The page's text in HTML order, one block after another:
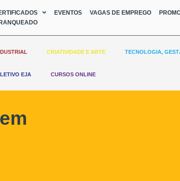
EVENTOS VAGAS DE EMPREGO
CRIATIVIDADE E ARTE TECNOLOGIA,
EJA CURSOS ONLINE